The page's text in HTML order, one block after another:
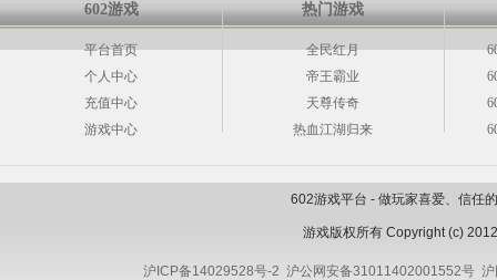
602游戏
平台首页
个人中心
充值中心
游戏中心
热门游戏
全民红月
帝王霸业
天尊传奇
热血江湖归来
602游戏平台 - 做玩家喜爱、信任
游戏版权所有 Copyright (c)
沪ICP备14029528号-2 沪公网安备31011402001552号